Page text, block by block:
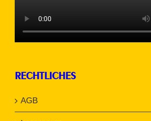
RECHTLICHES
AGB